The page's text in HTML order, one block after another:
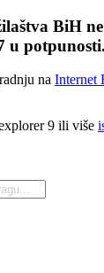
BiH
u potpunosti.
na Internet
9 ili više